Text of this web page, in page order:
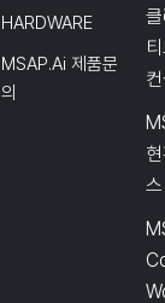
HARDWARE
MSAP.ai 제품문
의
스